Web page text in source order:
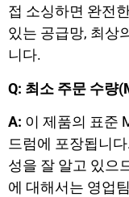
접 소싱하면 완전
있는 공급망, 최상
니다.
Q: 최소 주문 수량
A: 이 제품의 표준
드럼에 포장됩니
성을 잘 알고 있으
에 대해서는 영업